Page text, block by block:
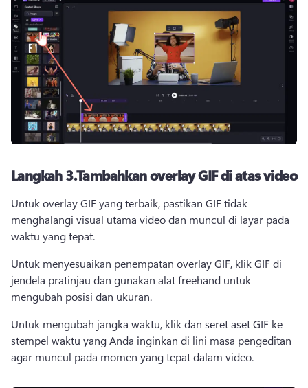
Langkah 3.Tambahkan overlay GIF di atas video
Untuk overlay GIF yang terbaik, pastikan GIF tidak
menghalangi visual utama video dan muncul di layar pada
waktu yang tepat.
Untuk menyesuaikan penempatan overlay GIF, klik GIF di
jendela pratinjau dan gunakan alat freehand untuk
mengubah posisi dan ukuran.
Untuk mengubah jangka waktu, klik dan seret aset GIF ke
stempel waktu yang Anda inginkan di lini masa pengeditan
agar muncul pada momen yang tepat dalam video.